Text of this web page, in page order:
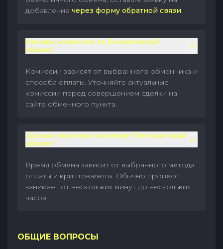
добавление через форму обратной связи.
Каковы комиссии за безналичный
обмен?
Комиссии зависят от выбранного обменника и
способа оплаты. Уточняйте актуальные
комиссии перед совершением сделки на
сайте обменного пункта.
Сколько времени занимает безналичный
обмен?
Время обмена зависит от выбранного метода
оплаты и криптовалюты. Обычно процесс
занимает от нескольких минут до нескольких
часов.
ОБЩИЕ ВОПРОСЫ